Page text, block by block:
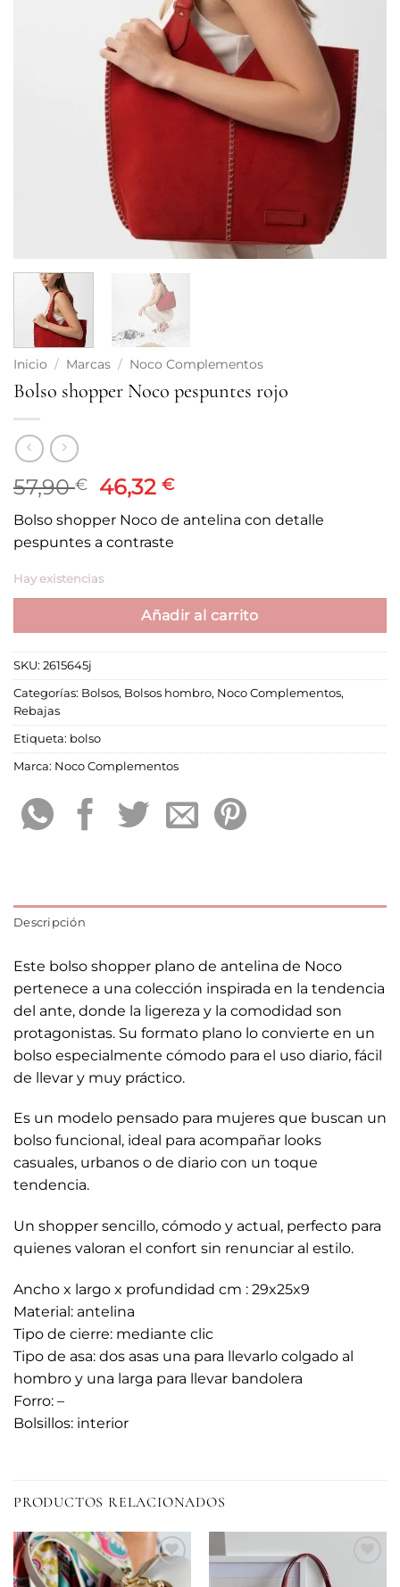
Inicio / Marcas / Noco Complementos
Bolso shopper Noco pespuntes rojo
57,90€
El
precio
original
era:
57,90 €.
46,32€El
precio
actual
Bolso shopper Noco de antelina con detalle
pespuntes a contraste
Hay existencias
Añadir al carrito
SKU: 2615645j
Categorías: Bolsos, Bolsos hombro, Noco Complementos,
Rebajas
Etiqueta: bolso
Marca: Noco Complementos
Descripción
Este bolso shopper plano de antelina de Noco
pertenece a una colección inspirada en la tendencia
del ante, donde la ligereza y la comodidad son
protagonistas. Su formato plano lo convierte en un
bolso especialmente cómodo para el uso diario, fácil
de llevar y muy práctico.
Es un modelo pensado para mujeres que buscan un
bolso funcional, ideal para acompañar looks
casuales, urbanos o de diario con un toque
tendencia.
Un shopper sencillo, cómodo y actual, perfecto para
quienes valoran el confort sin renunciar al estilo.
Ancho x largo x profundidad cm : 29x25x9
Material: antelina
Tipo de cierre: mediante clic
Tipo de asa: dos asas una para llevarlo colgado al
hombro y una larga para llevar bandolera
Forro: –
Bolsillos: interior
PRODUCTOS RELACIONADOS
Añadir